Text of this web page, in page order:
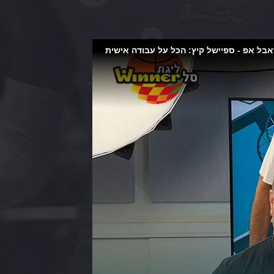
אפ - ספיישל קיץ: הכל על עבודה אישית